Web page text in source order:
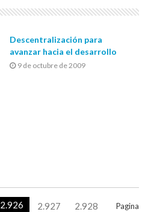
Descentralización para
avanzar hacia el desarrollo
9 de octubre de 2009
Pagina
2.926 2.927
2.928